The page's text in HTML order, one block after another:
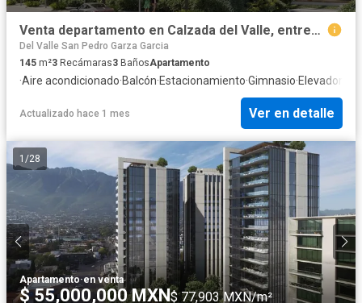
Venta departamento en Calzada del Valle, entrega 30 meses “Super proyecto “
Del Valle San Pedro Garza Garcia
145 m²3 Recámaras3 BañosApartamento
·Aire acondicionado·Balcón·Estacionamiento·Gimnasio·Elevador
Actualizado hace 1 mes Ver en detalle
1 /28
Apartamento·en venta
$ 55,000,000 MXN$ 77,903 MXN/m²